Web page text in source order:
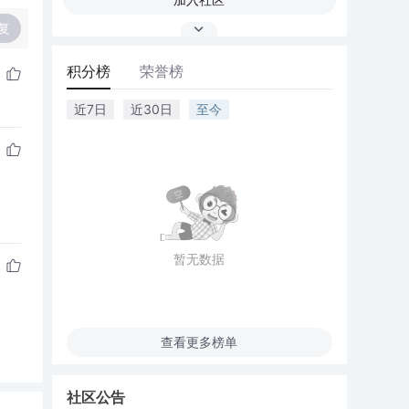
积分榜 荣誉榜
近7日 近30日 至今
暂无数据
查看更多榜单
社区公告